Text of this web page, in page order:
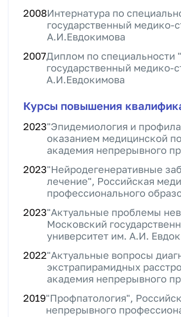
2008Интернатура по
государственный медико-
А.И.Евдокимова
2007Диплом по специальности
государственный медико-
А.И.Евдокимова
Курсы повышения
2023"Эпидемиология и
оказанием медицинской
академия непрерывного
2023"Нейродегенеративные
лечение", Российская
профессионального
2023"Актуальные проблемы
Московский
университет им. А.И.
2022"Актуальные вопросы
экстрапирамидных
академия непрерывного
2019"Профпатология",
непрерывного